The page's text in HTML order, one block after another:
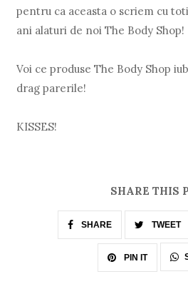
pentru ca aceasta o scriem cu
ani alaturi de noi The Body Shop!
Voi ce produse The Body Shop
drag parerile!
KISSES!
SHARE THIS
SHARE TWEET
PIN IT